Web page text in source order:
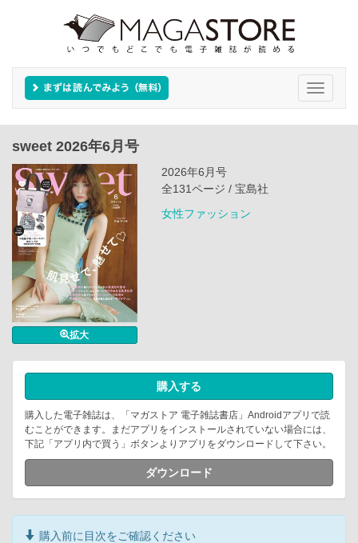
Toggle
sweet 2026年6月号
拡大
2026年6月号
全131ページ / 宝島社
女性ファッション
購入する
購入した電子雑誌は、「マガストア 電子雑誌書店」Androidアプリで読
むことができます。まだアプリをインストールされていない場合には、
下記「アプリ内で買う」ボタンよりアプリをダウンロードして下さい。
ダウンロード
購入前に目次をご確認ください